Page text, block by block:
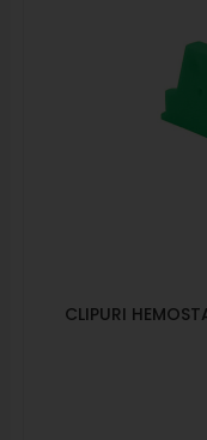
CLIPURI